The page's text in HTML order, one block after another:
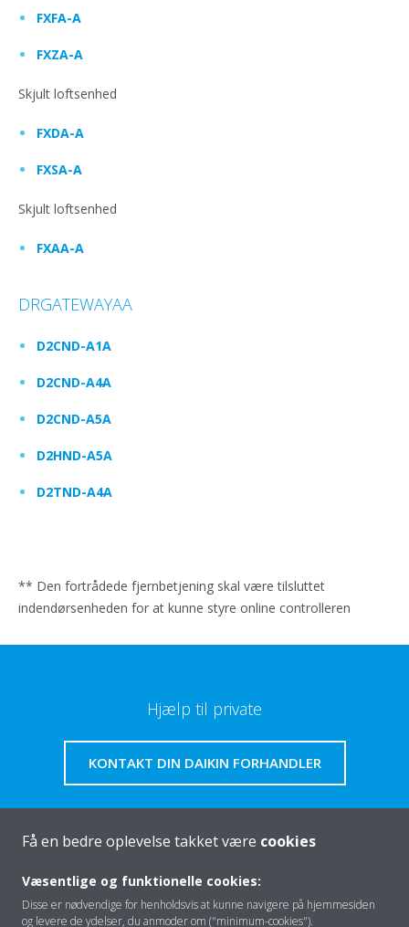
FXFA-A
FXZA-A
Skjult loftsenhed
FXDA-A
FXSA-A
Skjult loftsenhed
FXAA-A
DRGATEWAYAA
D2CND-A1A
D2CND-A4A
D2CND-A5A
D2HND-A5A
D2TND-A4A
** Den fortrådede fjernbetjening skal være tilsluttet
indendørsenheden for at kunne styre online controlleren
Hjælp til private
KONTAKT DIN DAIKIN FORHANDLER
Om os
Få en bedre oplevelse takket være cookies
Væsentlige og funktionelle cookies:
Disse er nødvendige for henholdsvis at kunne navigere på hjemmesiden
og levere de ydelser, du anmoder om ("minimum-cookies").